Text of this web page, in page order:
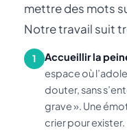
mettre des mots
Notre travail suit
1 Accueillir la
espace où
douter, sans
grave ». Une
crier pour exister.